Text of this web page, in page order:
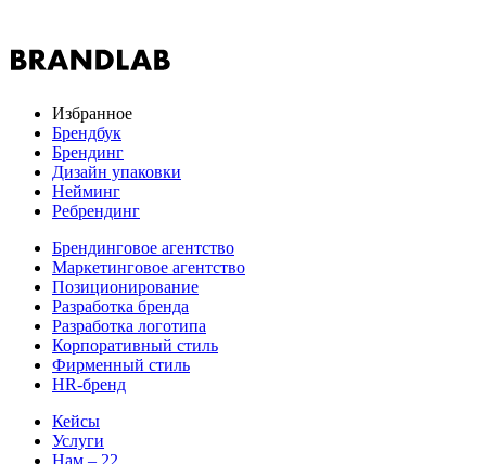
Избранное
Брендбук
Брендинг
Дизайн упаковки
Нейминг
Ребрендинг
Брендинговое агентство
Маркетинговое агентство
Позиционирование
Разработка бренда
Разработка логотипа
Корпоративный стиль
Фирменный стиль
HR-бренд
Кейсы
Услуги
Нам – 22